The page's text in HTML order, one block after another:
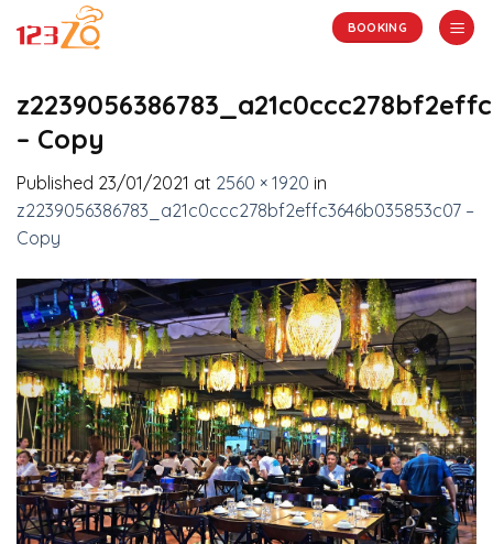
BOOKING
– Copy
Published 23/01/2021 at 2560 × 1920 in
z2239056386783_a21c0ccc278bf2effc3646b035853c07 –
Copy